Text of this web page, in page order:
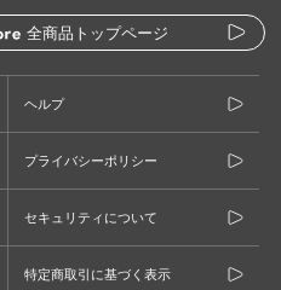
全商品トップページ
ヘルプ
プライバシーポリシー
セキュリティについて
特定商取引に基づく表示